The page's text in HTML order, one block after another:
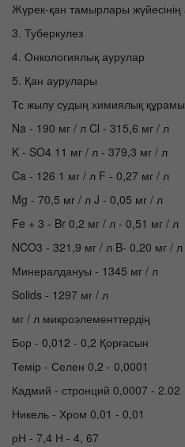
Жүрек-қан тамырлары
3. Туберкулез
4. Онкологиялық аурулар
5. Қан аурулары
Тс жылу судың химиялық
Na - 190 мг / л Cl - 315,6 мг / л
K - SO4 11 мг / л - 379,3 мг / л
Ca - 126 1 мг / л F - 0,27 мг / л
Mg - 70,5 мг / л J - 0,05 мг / л
Fe + 3 - Br 0,2 мг / л - 0,51 мг / л
NCO3 - 321,9 мг / л B- 0,20 мг / л
Минералдануы - 1345 мг / л
Solids - 1297 мг / л
мг / л микроэлементтердің
Бор - 0,012 - 0,2 Қорғасын
Темір - Селен 0,2 - 0,0001
Кадмий - стронций 0,0007 - 2.02
Никель - Хром 0,01 - 0,01
рН - 7,4 Н - 4, 67